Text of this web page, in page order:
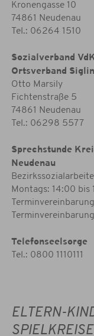
Kronengasse 10
74861 Neudenau
Tel.: 06264 1510
Sozialverband
Ortsverband
Otto Marsily
Fichtenstraße 5
74861 Neudenau
Tel.: 06298 5577
Sprechstunde
Neudenau
Montags: 14:00
Terminvereinbarung
Telefonseelsorge
Tel.: 0800 1110111
ELTERN-
SPIELKREISE